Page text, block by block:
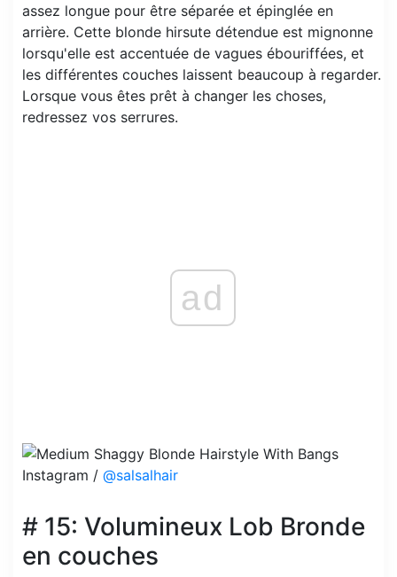
assez longue pour être séparée et épinglée en
arrière. Cette blonde hirsute détendue est mignonne
lorsqu'elle est accentuée de vagues ébouriffées, et
les différentes couches laissent beaucoup à regarder.
Lorsque vous êtes prêt à changer les choses,
redressez vos serrures.
ad
Instagram / @salsalhair
# 15: Volumineux Lob Bronde
en couches